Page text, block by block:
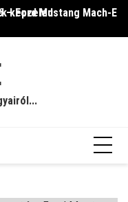
Ford Mustang Mach-E
képzeled